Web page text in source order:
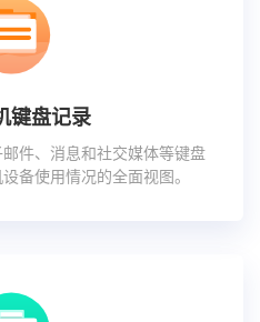
键盘记录
件、消息和社交媒体等键盘
备使用情况的全面视图。